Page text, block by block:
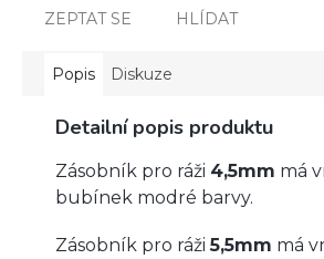
ZEPTAT SE HLÍDAT
Popis Diskuze
Detailní popis produktu
Zásobník pro ráži 4,5mm má
bubínek modré barvy.
Zásobník pro ráži5,5mm má